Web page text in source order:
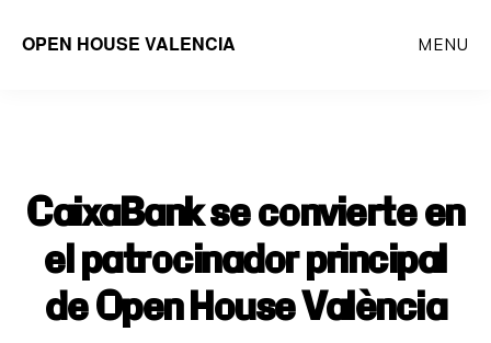
OPEN HOUSE VALENCIA MENU
CaixaBank se convierte en
el patrocinador principal
de Open House València